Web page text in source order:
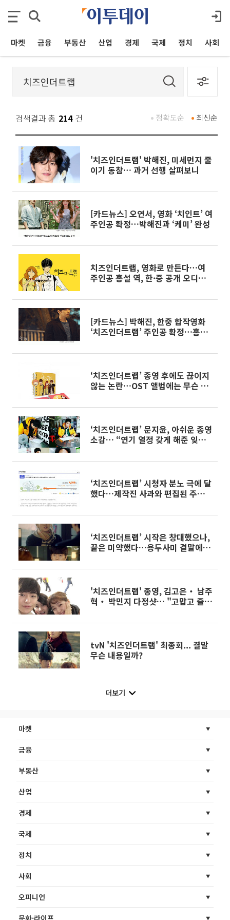
마켓 금융 부동산 산업 경제 국제 정치 사회
검색결과 총 214 건 최신순
정확도순
'치즈인더트랩' 박해진, 미세먼지 줄
이기 동참… 과거 선행 살펴보니
[카드뉴스] 오연서, 영화 ‘치인트’ 여
주인공 확정…박해진과 ‘케미’ 완성
치즈인더트랩, 영화로 만든다…여
주인공 홍설 역, 한·중 공개 오디션
[카드뉴스] 박해진, 한중 합작영화
‘치즈인더트랩’ 주인공 확정…홍설
‘치즈인더트랩’ 종영 후에도 끊이지
않는 논란…OST 앨범에는 무슨 일
‘치즈인더트랩’ 문지윤, 아쉬운 종영
소감… “연기 열정 갖게 해준 잊지
‘치즈인더트랩’ 시청자 분노 극에 달
했다…제작진 사과와 편집된 주요
‘치즈인더트랩’ 시작은 창대했으나,
끝은 미약했다…용두사미 결말에 시
'치즈인더트랩' 종영, 김고은‧ 남주
혁‧ 박민지 다정샷… "고맙고 즐거
tvN '치즈인더트랩' 최종회... 결말
무슨 내용일까?
더보기
마켓
금융
부동산
산업
경제
국제
정치
사회
오피니언
문화·라이프